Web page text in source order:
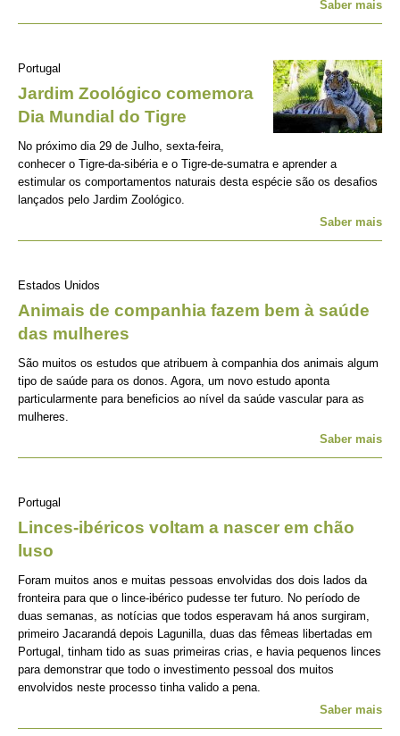
Saber mais
Portugal
Jardim Zoológico comemora
Dia Mundial do Tigre
No próximo dia 29 de Julho, sexta-feira,
conhecer o Tigre-da-sibéria e o Tigre-de-sumatra e aprender a
estimular os comportamentos naturais desta espécie são os desafios
lançados pelo Jardim Zoológico.
Saber mais
Estados Unidos
Animais de companhia fazem bem à saúde
das mulheres
São muitos os estudos que atribuem à companhia dos animais algum
tipo de saúde para os donos. Agora, um novo estudo aponta
particularmente para beneficios ao nível da saúde vascular para as
mulheres.
Saber mais
Portugal
Linces-ibéricos voltam a nascer em chão
luso
Foram muitos anos e muitas pessoas envolvidas dos dois lados da
fronteira para que o lince-ibérico pudesse ter futuro. No período de
duas semanas, as notícias que todos esperavam há anos surgiram,
primeiro Jacarandá depois Lagunilla, duas das fêmeas libertadas em
Portugal, tinham tido as suas primeiras crias, e havia pequenos linces
para demonstrar que todo o investimento pessoal dos muitos
envolvidos neste processo tinha valido a pena.
Saber mais